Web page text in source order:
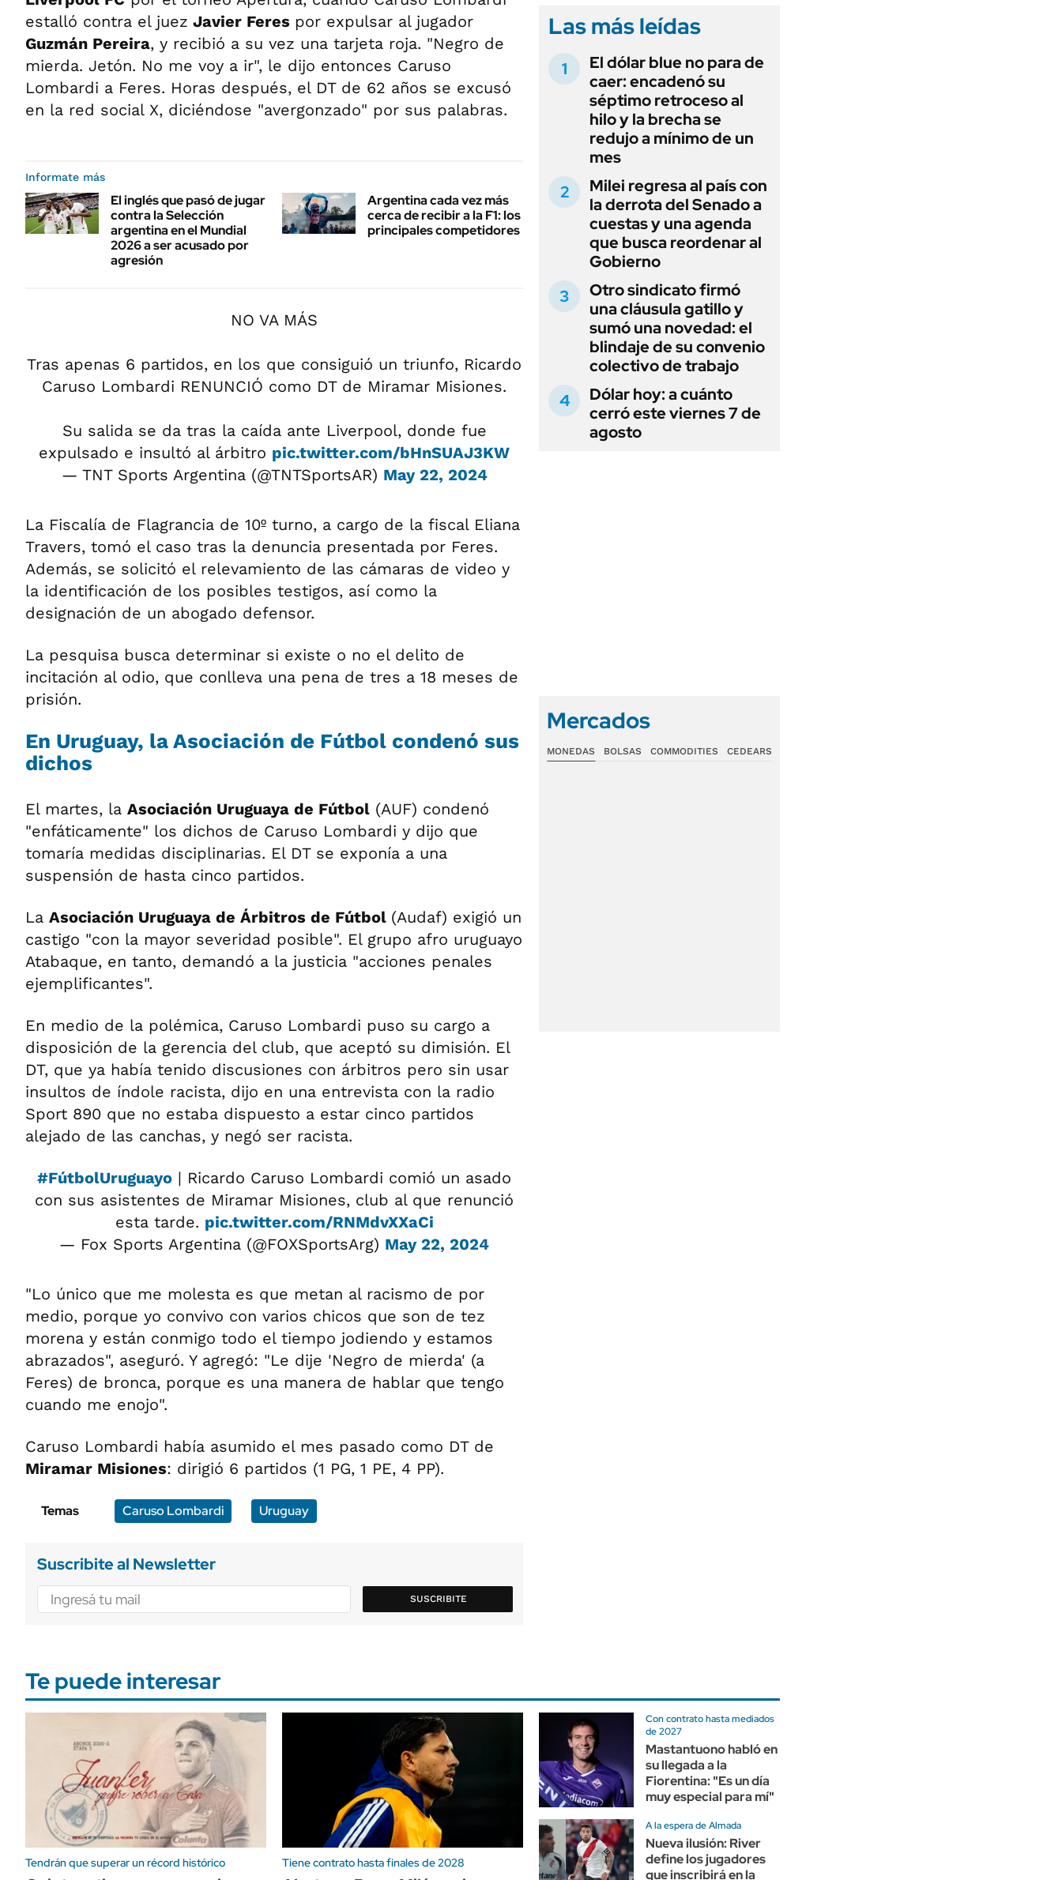
estalló contra el juez Javier Feres por expulsar al jugador
Guzmán Pereira, y recibió a su vez una tarjeta roja. "Negro de
mierda. Jetón. No me voy a ir", le dijo entonces Caruso
Lombardi a Feres. Horas después, el DT de 62 años se excusó
en la red social X, diciéndose "avergonzado" por sus palabras.
Informate más
El inglés que pasó de jugar
contra la Selección
argentina en el Mundial
2026 a ser acusado por
agresión
Argentina cada vez más
cerca de recibir a la F1: los
principales competidores
NO VA MÁS
Tras apenas 6 partidos, en los que consiguió un triunfo, Ricardo
Caruso Lombardi RENUNCIÓ como DT de Miramar Misiones.
Su salida se da tras la caída ante Liverpool, donde fue
expulsado e insultó al árbitro pic.twitter.com/bHnSUAJ3KW
— TNT Sports Argentina (@TNTSportsAR) May 22, 2024
La Fiscalía de Flagrancia de 10º turno, a cargo de la fiscal Eliana
Travers, tomó el caso tras la denuncia presentada por Feres.
Además, se solicitó el relevamiento de las cámaras de video y
la identificación de los posibles testigos, así como la
designación de un abogado defensor.
La pesquisa busca determinar si existe o no el delito de
incitación al odio, que conlleva una pena de tres a 18 meses de
prisión.
En Uruguay, la Asociación de Fútbol condenó sus
dichos
El martes, la Asociación Uruguaya de Fútbol (AUF) condenó
"enfáticamente" los dichos de Caruso Lombardi y dijo que
tomaría medidas disciplinarias. El DT se exponía a una
suspensión de hasta cinco partidos.
La Asociación Uruguaya de Árbitros de Fútbol (Audaf) exigió un
castigo "con la mayor severidad posible". El grupo afro uruguayo
Atabaque, en tanto, demandó a la justicia "acciones penales
ejemplificantes".
En medio de la polémica, Caruso Lombardi puso su cargo a
disposición de la gerencia del club, que aceptó su dimisión. El
DT, que ya había tenido discusiones con árbitros pero sin usar
insultos de índole racista, dijo en una entrevista con la radio
Sport 890 que no estaba dispuesto a estar cinco partidos
alejado de las canchas, y negó ser racista.
#FútbolUruguayo | Ricardo Caruso Lombardi comió un asado
con sus asistentes de Miramar Misiones, club al que renunció
esta tarde. pic.twitter.com/RNMdvXXaCi
— Fox Sports Argentina (@FOXSportsArg) May 22, 2024
"Lo único que me molesta es que metan al racismo de por
medio, porque yo convivo con varios chicos que son de tez
morena y están conmigo todo el tiempo jodiendo y estamos
abrazados", aseguró. Y agregó: "Le dije 'Negro de mierda' (a
Feres) de bronca, porque es una manera de hablar que tengo
cuando me enojo".
Caruso Lombardi había asumido el mes pasado como DT de
Miramar Misiones: dirigió 6 partidos (1 PG, 1 PE, 4 PP).
Temas Caruso Lombardi Uruguay
Suscribite al Newsletter
SUSCRIBITE
Las más leídas
El dólar blue no para de
caer: encadenó su
séptimo retroceso al
hilo y la brecha se
redujo a mínimo de un
mes
Milei regresa al país con
la derrota del Senado a
cuestas y una agenda
que busca reordenar al
Gobierno
Otro sindicato firmó
una cláusula gatillo y
sumó una novedad: el
blindaje de su convenio
colectivo de trabajo
Dólar hoy: a cuánto
cerró este viernes 7 de
agosto
Mercados
MONEDAS BOLSAS COMMODITIES CEDEARS
Te puede interesar
Tendrán que superar un récord histórico Tiene contrato hasta finales de 2028
Con contrato hasta mediados
de 2027
Mastantuono habló en
su llegada a la
Fiorentina: "Es un día
muy especial para mí"
A la espera de Almada
Nueva ilusión: River
define los jugadores
que inscribirá en la